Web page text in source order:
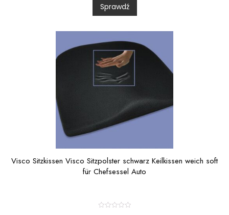
o
t
Sprawdź
Visco Sitzkissen Visco Sitzpolster schwarz Keilkissen weich soft
für Chefsessel Auto